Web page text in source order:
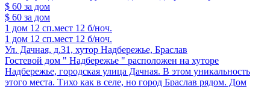
$ 60 за дом
$ 60 за дом
1 дом 12 сп.мест 12 б/ноч.
1 дом 12 сп.мест 12 б/ноч.
Ул. Дачная, д.31, хутор Надбережье, Браслав
Гостевой дом " Надбережье " расположен на хуторе
Надбережье, городская улица Дачная. В этом уникальность
этого места. Тихо как в селе, но город Браслав рядом. Дом